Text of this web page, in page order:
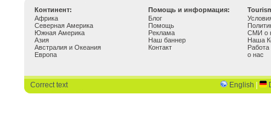
Континент: Помощь и информация:
Африка
Северная Америка
Южная Америка
Азия
Австралия и Океания
Европа
Блог
Помощь
Реклама
Наш баннер
Контакт
СМИ о
Наша
Работа
о нас
Correct text English